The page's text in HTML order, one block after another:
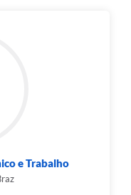
e Trabalho